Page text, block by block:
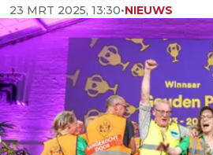
23 MRT 2025, 13:30•NIEUWS